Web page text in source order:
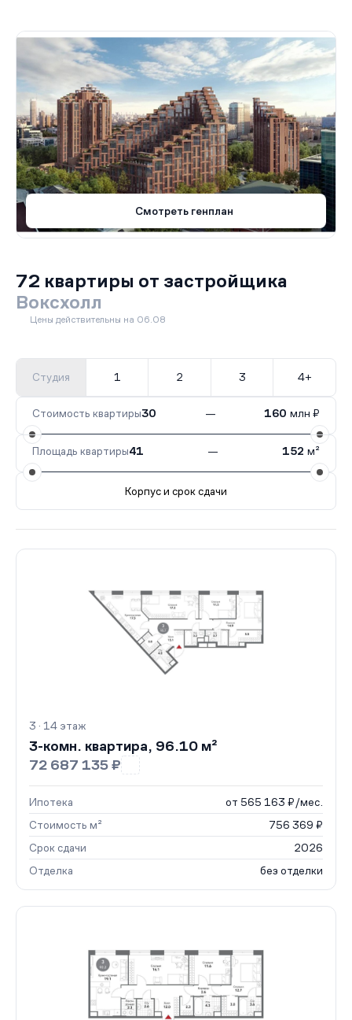
Смотреть генплан
72 квартиры от застройщика
Воксхолл
Цены действительны на 06.08
Студия 1 2 3 4+
Стоимость квартиры30 — 160 млн ₽
Площадь квартиры41 — 152 м²
Корпус и срок сдачи
325 кв.Сдан
3 · 14 этаж
3-комн. квартира, 96.10 м²
72 687 135 ₽
Ипотека
от 565 163 ₽/мес.
Стоимость м²
756 369 ₽
Срок сдачи
2026
Отделка
без отделки